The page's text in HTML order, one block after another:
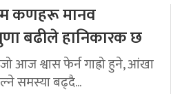
कणहरू मानव
बढीले हानिकारक छ
आज श्वास फेर्न गाह्रो हुने, आंखा
समस्या बढ्दै...